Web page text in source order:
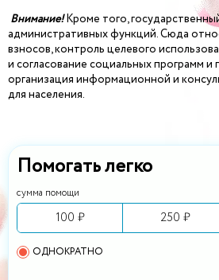
Помогать легко
сумма помощи
100 ₽ 250 ₽
ОДНОКРАТНО
Внимание!Кроме того,
административных функций. Сюда
взносов, контроль целевого
и согласование социальных программ и
организация информационной и
для населения.